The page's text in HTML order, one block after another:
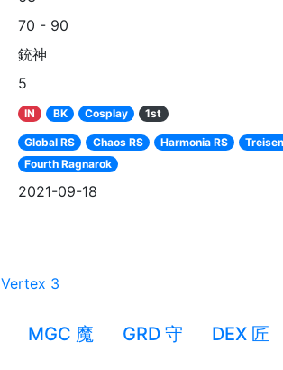
70 - 90
銃神
5
IN BK Cosplay 1st
Global RS Chaos RS Harmonia RS
Fourth Ragnarok
2021-09-18
Vertex 3
MGC 魔 GRD 守 DEX 匠